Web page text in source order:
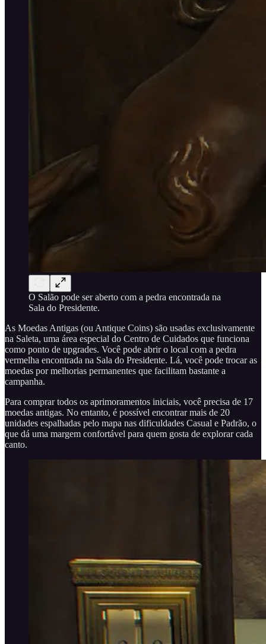
O Salão pode ser aberto com a pedra encontrada na
Sala do Presidente.
As Moedas Antigas (ou Antique Coins) são usadas exclusivamente
na Saleta, uma área especial do Centro de Cuidados que funciona
como ponto de upgrades. Você pode abrir o local com a pedra
vermelha encontrada na Sala do Presidente. Lá, você pode trocar as
moedas por melhorias permanentes que facilitam bastante a
campanha.
Para comprar todos os aprimoramentos iniciais, você precisa de 17
moedas antigas. No entanto, é possível encontrar mais de 20
unidades espalhadas pelo mapa nas dificuldades Casual e Padrão, o
que dá uma margem confortável para quem gosta de explorar cada
canto.